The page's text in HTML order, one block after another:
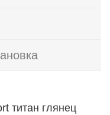
титан глянец